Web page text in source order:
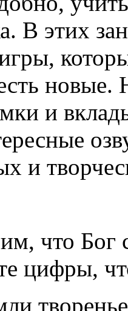
В этих
новые.
и
и
что Бог
цифры,